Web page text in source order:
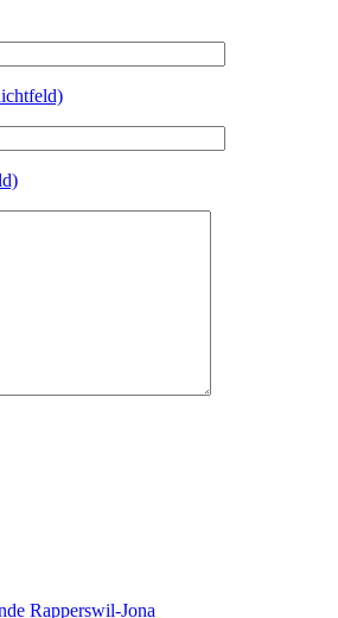
Rapperswil-Jona